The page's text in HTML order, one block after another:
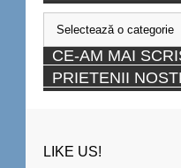
Categorii
CE-AM MAI
PRIETENII
LIKE US!